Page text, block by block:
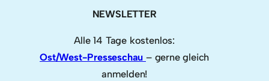
NEWSLETTER
Alle 14 Tage kostenlos:
Ost/West-Presseschau – gerne gleich
anmelden!